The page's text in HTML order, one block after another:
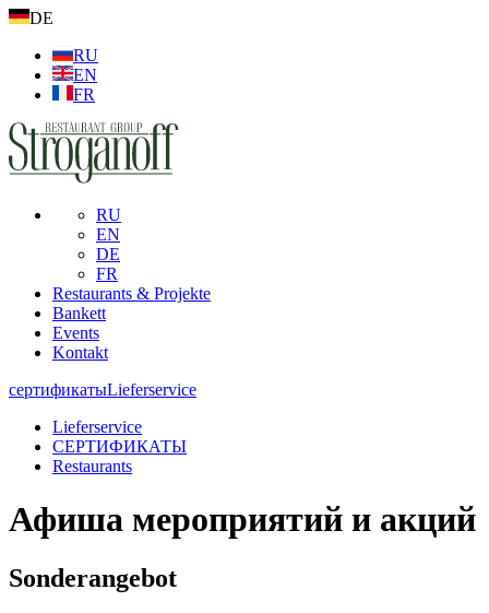
DE
RU
EN
FR
RU
EN
DE
FR
Restaurants & Projekte
Bankett
Events
Kontakt
сертификатыLieferservice
Lieferservice
СЕРТИФИКАТЫ
Restaurants
Афиша мероприятий и акций
Sonderangebot